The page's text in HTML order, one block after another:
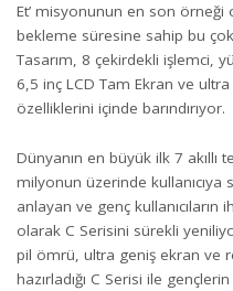
Et’ misyonunun en son örneği
bekleme süresine sahip bu
Tasarım, 8 çekirdekli işlemci,
6,5 inç LCD Tam Ekran ve
özelliklerini içinde barındırıyor.
Dünyanın en büyük ilk 7
milyonun üzerinde
anlayan ve genç kullanıcıların
olarak C Serisini sürekli
pil ömrü, ultra geniş ekran ve
hazırladığı C Serisi ile